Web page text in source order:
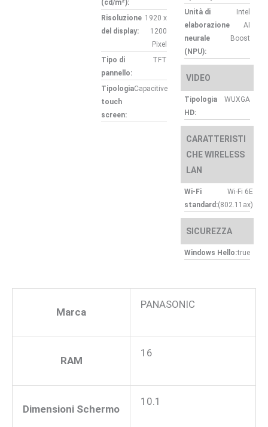
(cd/m²):
Risoluzione
del display:
1920 x
1200
Pixel
Tipo di
pannello:
TFT
Tipologia
touch
screen:
Capacitive
Unità di
elaborazione
neurale
(NPU):
Intel
AI
Boost
VIDEO
Tipologia
HD:
WUXGA
CARATTERISTI
CHE WIRELESS
LAN
Wi-Fi
standard:
Wi-Fi 6E
(802.11ax)
SICUREZZA
Windows Hello:true
Marca
PANASONIC
RAM
16
Dimensioni Schermo
10.1